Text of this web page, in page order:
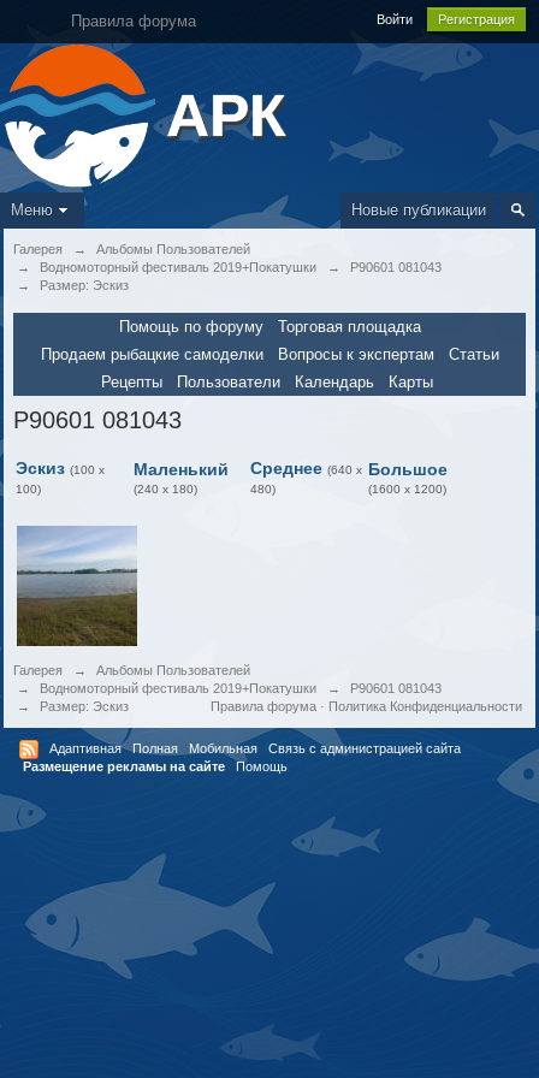
Правила форума Войти Регистрация
АРК
Новые публикации
Меню
Галерея →
Альбомы Пользователей
→
Водномоторный фестиваль 2019+Покатушки →
P90601 081043
→
Размер: Эскиз
Помощь по форуму
Торговая площадка
Продаем рыбацкие самоделки
Вопросы к экспертам
Статьи
Рецепты
Пользователи Календарь Карты
P90601 081043
Эскиз (100 x
100)
Маленький
(240 x 180)
Среднее (640 x
480)
Большое
(1600 x 1200)
Галерея →
Альбомы Пользователей
→
Водномоторный фестиваль 2019+Покатушки →
P90601 081043
→
Размер: Эскиз Политика Конфиденциальности
Правила форума·
Адаптивная Полная Мобильная
Связь с администрацией сайта
Размещение рекламы на сайте
Помощь